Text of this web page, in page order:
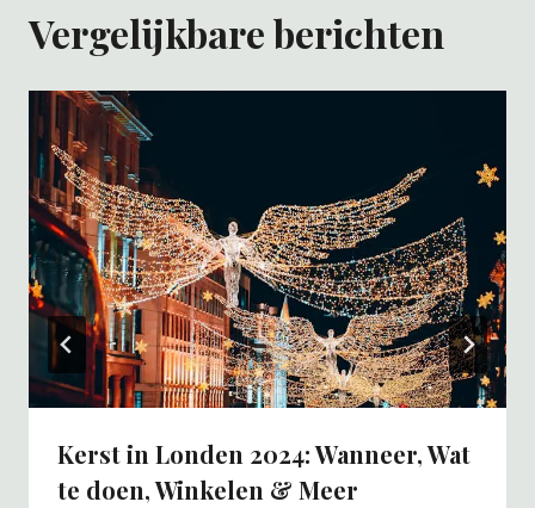
Vergelijkbare berichten
Kerst in Londen 2024: Wanneer, Wat
te doen, Winkelen & Meer